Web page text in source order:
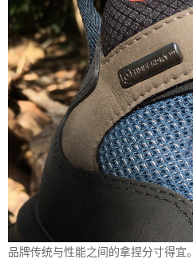
品牌传统与性能之间的拿捏分寸得宜。